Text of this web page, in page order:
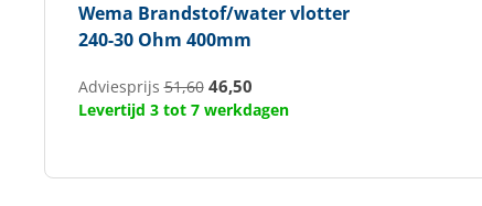
Wema Brandstof/water vlotter
240-30 Ohm 400mm
Adviesprijs51,60 46,50
Levertijd 3 tot 7 werkdagen